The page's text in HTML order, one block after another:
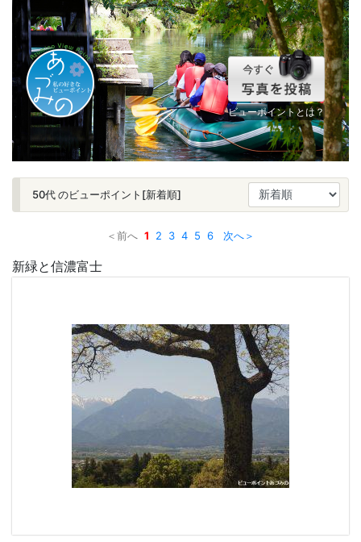
ビューポイントとは？
50代 のビューポイント[新着順]
＜前へ 1 2 3 4 5 6 次へ＞
新緑と信濃富士